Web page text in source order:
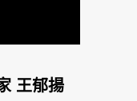
王郁揚